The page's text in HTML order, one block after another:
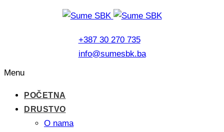
+387 30 270 735
info@sumesbk.ba
Menu
POČETNA
DRUSTVO
O nama